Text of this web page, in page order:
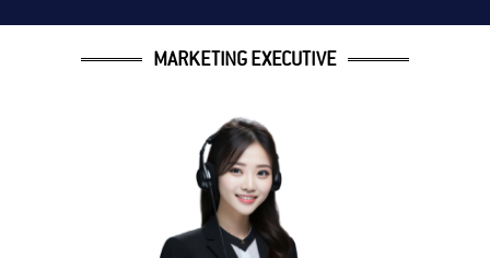
MARKETING EXECUTIVE